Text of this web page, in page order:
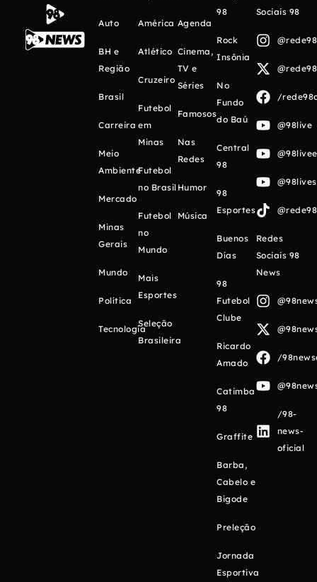
Auto
BH e
Região
Brasil
Carreira
Meio
Ambiente
Mercado
Minas
Gerais
Mundo
Política
Tecnologia
América
Atlético
Cruzeiro
Futebol
em
Minas
Futebol
no Brasil
Futebol
no
Mundo
Mais
Esportes
Seleção
Brasileira
Agenda
Cinema,
TV e
Séries
Famosos
Nas
Redes
Humor
Música
98
Rock
Insônia
No
Fundo
do Baú
Central
98
98
Esportes
Buenos
Días
98
Futebol
Clube
Ricardo
Amado
Catimba
98
Graffite
Barba,
Cabelo e
Bigode
Preleção
Jornada
Esportiva
Sociais 98
/
@98live
Redes
Sociais 98
News
/
/98-
news-
oficial